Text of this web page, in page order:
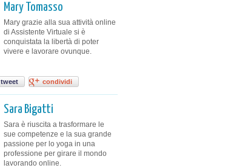
Mary Tomasso
Mary grazie alla sua attività online
di Assistente Virtuale si è
conquistata la libertà di poter
vivere e lavorare ovunque.
tweet condividi
Sara Bigatti
Sara è riuscita a trasformare le
sue competenze e la sua grande
passione per lo yoga in una
professione per girare il mondo
lavorando online.